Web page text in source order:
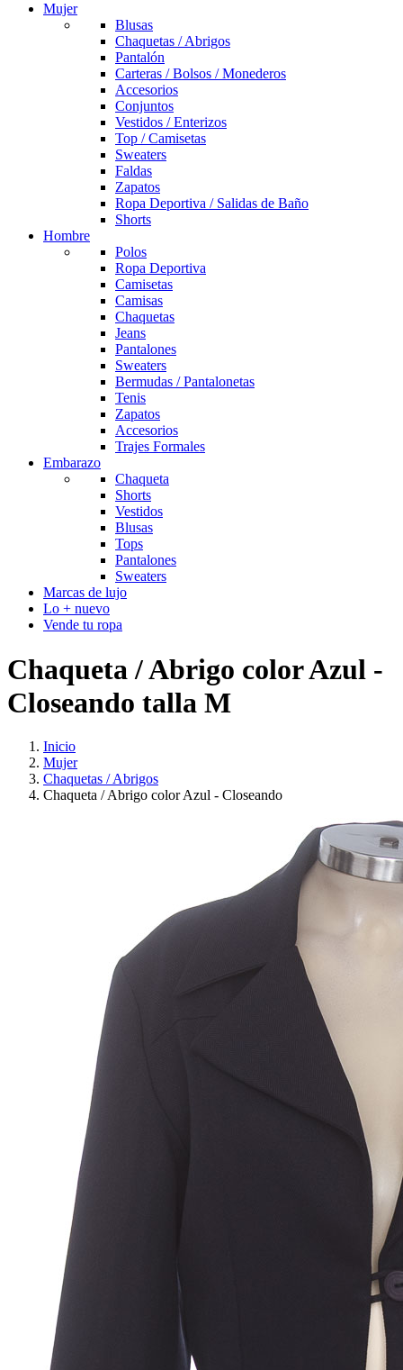
Mujer
Blusas
Chaquetas / Abrigos
Pantalón
Carteras / Bolsos / Monederos
Accesorios
Conjuntos
Vestidos / Enterizos
Top / Camisetas
Sweaters
Faldas
Zapatos
Ropa Deportiva / Salidas de Baño
Shorts
Hombre
Polos
Ropa Deportiva
Camisetas
Camisas
Chaquetas
Jeans
Pantalones
Sweaters
Bermudas / Pantalonetas
Tenis
Zapatos
Accesorios
Trajes Formales
Embarazo
Chaqueta
Shorts
Vestidos
Blusas
Tops
Pantalones
Sweaters
Marcas de lujo
Lo + nuevo
Vende tu ropa
Chaqueta / Abrigo color Azul -
Closeando talla M
Inicio
Mujer
Chaquetas / Abrigos
Chaqueta / Abrigo color Azul - Closeando